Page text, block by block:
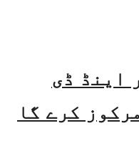
اینڈ ڈی
کرے گا